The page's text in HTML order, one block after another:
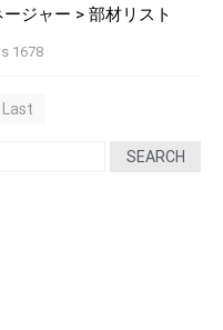
ジャー > 部材リスト
1678
Last
SEARCH